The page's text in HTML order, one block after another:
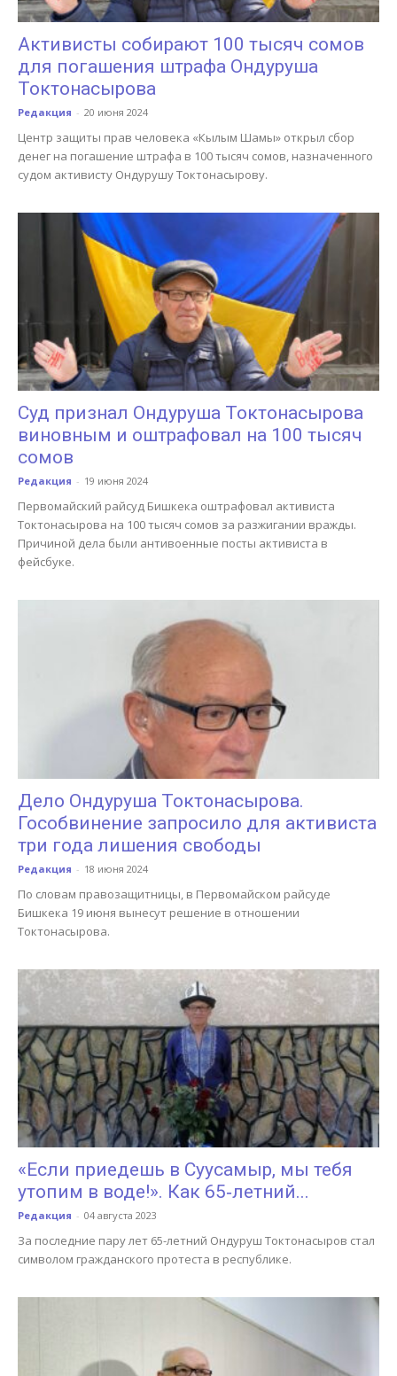
Активисты собирают 100 тысяч сомов
для погашения штрафа Ондуруша
Токтонасырова
Редакция - 20 июня 2024
Центр защиты прав человека «Кылым Шамы» открыл сбор
денег на погашение штрафа в 100 тысяч сомов, назначенного
судом активисту Ондурушу Токтонасырову.
Суд признал Ондуруша Токтонасырова
виновным и оштрафовал на 100 тысяч
сомов
Редакция - 19 июня 2024
Первомайский райсуд Бишкека оштрафовал активиста
Токтонасырова на 100 тысяч сомов за разжигании вражды.
Причиной дела были антивоенные посты активиста в
фейсбуке.
Дело Ондуруша Токтонасырова.
Гособвинение запросило для активиста
три года лишения свободы
Редакция - 18 июня 2024
По словам правозащитницы, в Первомайском райсуде
Бишкека 19 июня вынесут решение в отношении
Токтонасырова.
«Если приедешь в Суусамыр, мы тебя
утопим в воде!». Как 65‑летний...
Редакция - 04 августа 2023
За последние пару лет 65-летний Ондуруш Токтонасыров стал
символом гражданского протеста в республике.